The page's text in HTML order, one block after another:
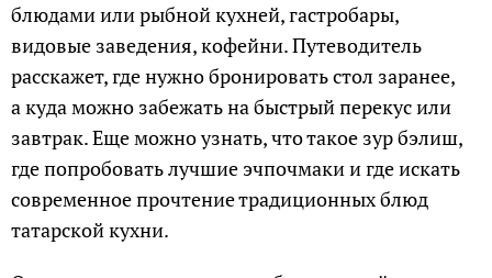
блюдами или рыбной кухней, гастробары,
видовые заведения, кофейни. Путеводитель
расскажет, где нужно бронировать стол заранее,
а куда можно забежать на быстрый перекус или
завтрак. Еще можно узнать, что такое зур бэлиш,
где попробовать лучшие эчпочмаки и где искать
современное прочтение традиционных блюд
татарской кухни.